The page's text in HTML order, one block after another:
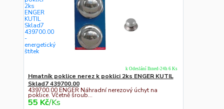
Hmatník poklice nerez k poklici 2ks ENGER KUTIL
Sklad7 439700.00
439700.00 ENGER Náhradní nerezový úchyt na
poklice. Včetně šroub...
55 Kč/Ks
k Odeslání Ihned-24h 6 Ks